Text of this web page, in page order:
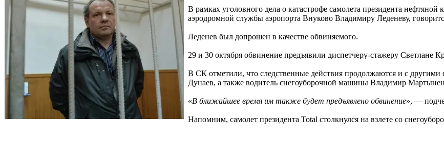
В рамках уголовного дела о катастрофе самолета президента
аэродромной службы аэропорта Внуково Владимиру Леденеву,
Леденев был допрошен в качестве обвиняемого.
29 и 30 октября обвинение предъявили диспетчеру-стажеру Светлане
В СК отметили, что следственные действия продолжаются и с другими
Дунаев, а также водитель снегоуборочной машины Владимир
«В ближайшее время им также будет предъявлено обвинение», —
Напомним, самолет президента Total столкнулся на взлете со